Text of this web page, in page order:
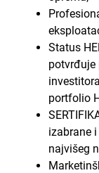
Status
potvrđuje
portfolio
izabrane
najvišeg